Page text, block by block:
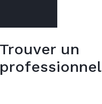
d’une
Air/Eau
Trouver un
professionnel
5